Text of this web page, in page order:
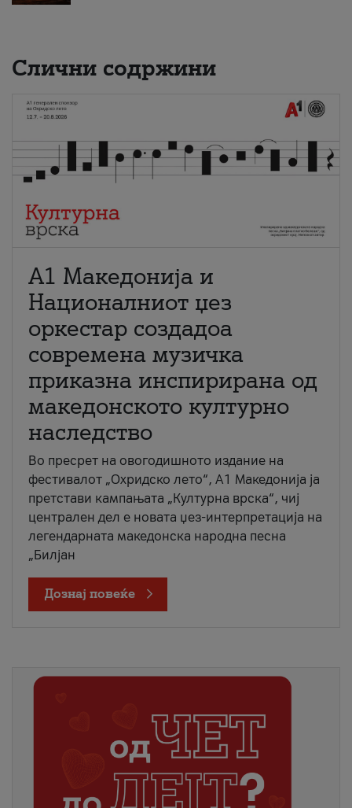
Слични содржини
А1 Македонија и
Националниот џез
оркестар создадоа
современа музичка
приказна инспирирана од
македонското културно
наследство
Во пресрет на овогодишното издание на
фестивалот „Охридско лето“, А1 Македонија ја
претстави кампањата „Културна врска“, чиј
централен дел е новата џез-интерпретација на
легендарната македонска народна песна
„Билјан
Дознај повеќе